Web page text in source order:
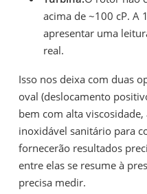
acima de ~100 cP. A
apresentar uma
real.
Isso nos deixa com duas
oval (deslocamento
bem com alta
inoxidável sanitário para
fornecerão resultados
entre elas se resume à
precisa medir.